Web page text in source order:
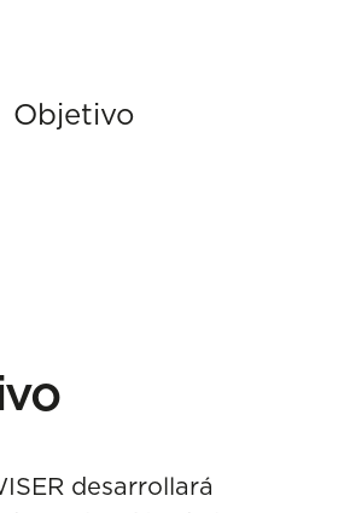
Objetivo
desarrollará